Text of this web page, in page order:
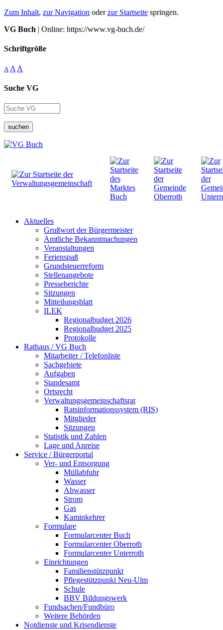
Zum Inhalt, zur Navigation oderzur Startseite springen.
VG Buch | Online: https://www.vg-buch.de/
Schriftgröße
A A A
Suche VG
suchen
Aktuelles
Grußwort der Bürgermeister
Amtliche Bekanntmachungen
Veranstaltungen
Ferienspaß
Grundsteuerreform
Stellenangebote
Presseberichte
Sitzungen
Mitteilungsblatt
ILEK
Regionalbudget 2026
Regionalbudget 2025
Protokolle
Rathaus / VG Buch
Mitarbeiter / Telefonliste
Sachgebiete
Aufgaben
Standesamt
Ortsrecht
Verwaltungsgemeinschaftsrat
Ratsinformationssystem (RIS)
Mitglieder
Sitzungen
Statistik und Zahlen
Lage und Anreise
Service / Bürgerportal
Ver- und Entsorgung
Müllabfuhr
Wasser
Abwasser
Strom
Gas
Kaminkehrer
Formulare
Formularcenter Buch
Formularcenter Oberroth
Formularcenter Unterroth
Einrichtungen
Familienstützpunkt
Pflegestützpunkt Neu-Ulm
Schule
BBV Bildungswerk
Fundsachen/Fundbüro
Weitere Behörden
Notdienste und Krisendienste